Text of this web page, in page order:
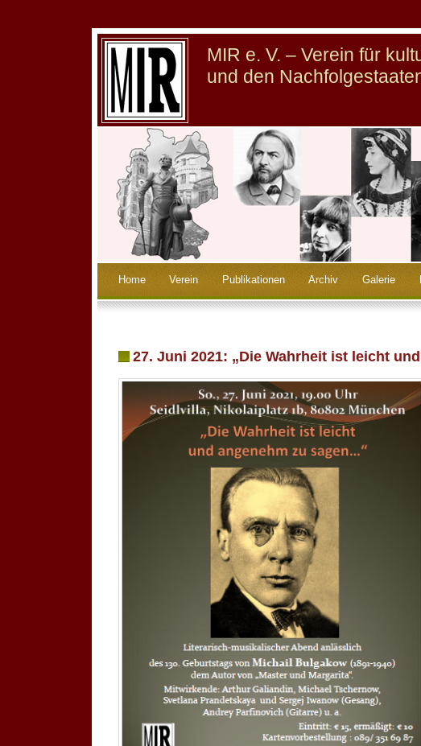
MIR e. V. – Verein für
und den
Home Verein Publikationen Archiv Galerie
27. Juni 2021: „Die Wahrheit ist leicht